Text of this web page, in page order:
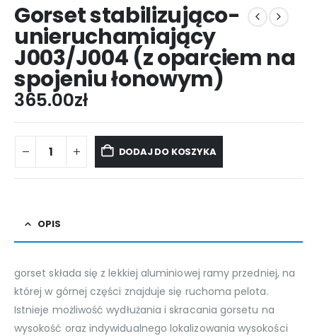
Gorset stabilizująco-
unieruchamiający
J003/J004 (z oparciem na
spojeniu łonowym)
365.00zł
DODAJ DO KOSZYKA
OPIS
gorset składa się z lekkiej aluminiowej ramy przedniej, na
której w górnej części znajduje się ruchoma pelota.
Istnieje możliwość wydłużania i skracania gorsetu na
wysokość oraz indywidualnego lokalizowania wysokości